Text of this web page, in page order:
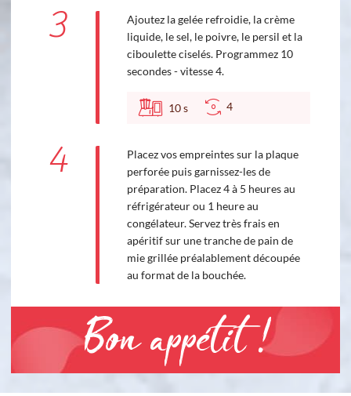
3
Ajoutez la gelée refroidie, la crème
liquide, le sel, le poivre, le persil et la
ciboulette ciselés. Programmez 10
secondes - vitesse 4.
10s 4
4
Placez vos empreintes sur la plaque
perforée puis garnissez-les de
préparation. Placez 4 à 5 heures au
réfrigérateur ou 1 heure au
congélateur. Servez très frais en
apéritif sur une tranche de pain de
mie grillée préalablement découpée
au format de la bouchée.
Bon appétit !